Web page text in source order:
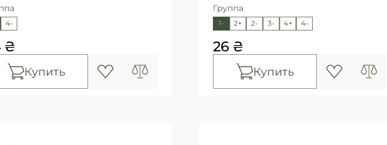
4-
₴
Купить
Группа
1- 2+ 2- 3- 4+ 4-
26 ₴
Купить